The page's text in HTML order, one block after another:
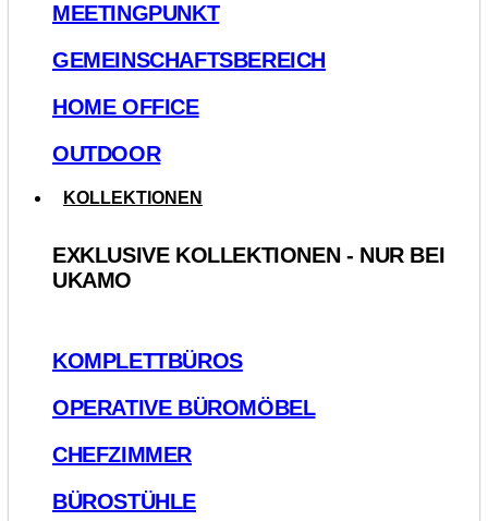
MEETINGPUNKT
GEMEINSCHAFTSBEREICH
HOME OFFICE
OUTDOOR
KOLLEKTIONEN
EXKLUSIVE KOLLEKTIONEN - NUR BEI
UKAMO
KOMPLETTBÜROS
OPERATIVE BÜROMÖBEL
CHEFZIMMER
BÜROSTÜHLE